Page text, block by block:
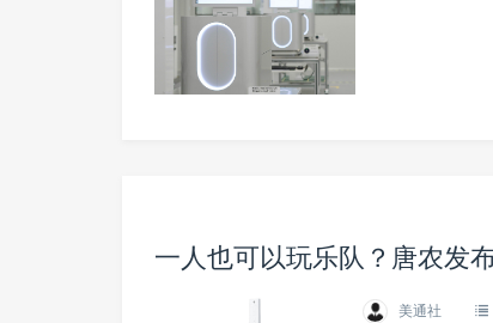
一人也可以玩乐队？唐农发
美通社